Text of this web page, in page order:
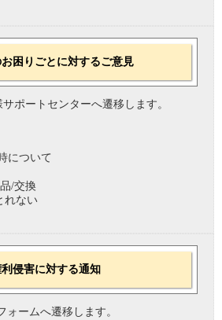
困りごとに対するご意見
ポートセンターへ遷移します。
について
/交換
れない
侵害に対する通知
ォームへ遷移します。